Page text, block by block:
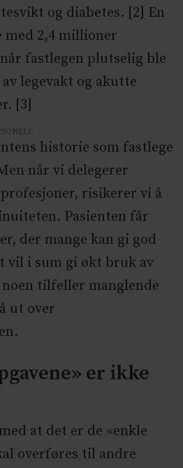
og diabetes. [2] En
med 2,4 millioner
fastlegen plutselig ble
legevakt og akutte
[3]
historie som fastlege
når vi delegerer
risikerer vi å
Pasienten får
der mange kan gi god
vil i sum gi økt bruk av
tilfeller manglende
ut over
er ikke
at det er de «enkle
overføres til andre